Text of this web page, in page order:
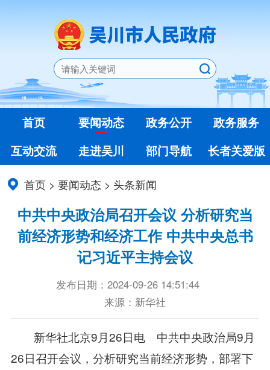
首页 要闻动态 政务公开
政务服务
互动交流
走进吴川 部门导航 长者关爱版
首页 >要闻动态 > 头条新闻
中共中央政治局召开会议 分析研究当
前经济形势和经济工作 中共中央总书
记习近平主持会议
发布日期：2024-09-26 14:51:44
来源：新华社
新华社北京9月26日电 中共中央政治局9月
26日召开会议，分析研究当前经济形势，部署下